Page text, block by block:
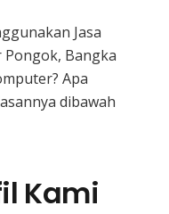
Jasa
Pongok, Bangka
Apa
dibawah
Kami